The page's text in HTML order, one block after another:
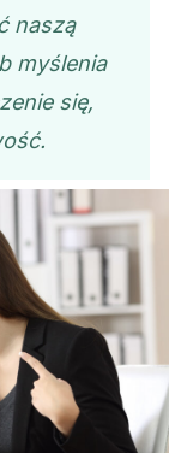
naszą
myślenia
się,